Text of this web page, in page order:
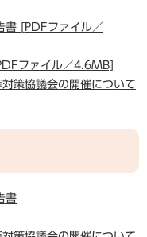
書 [PDFファイル／
ファイル／4.6MB]
策協議会の開催について
書